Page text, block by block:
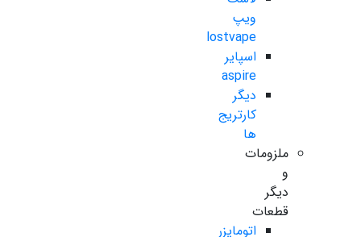
ویپ
lostvape
اسپایر
aspire
دیگر
کارتریج
ها
ملزومات
و
دیگر
قطعات
اتومایزر